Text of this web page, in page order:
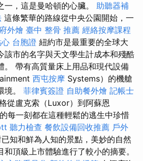
，這是曼哈頓的心臟。 助聽器補
這條繁華的路線從中央公園開始，一
外燴 臺中 整骨 推薦 經絡按摩課程
台胞證 紐約市是最重要的全球大
該市的名字與天文學生計成本和殘酷
。 帶有高質量床上用品和現代設備
西屯按摩 Systems）的機艙
境。 菲律賓簽證 自助餐外燴 記帳士
從盧克索（Luxor）到阿蘇恩
每一刻都在這種輕鬆的逃生中珍惜
聽力檢查 餐飲設備回收推薦 戶外
知和鮮為人知的景點，美妙的自然
頂級上市體驗進行了較小的摘要。